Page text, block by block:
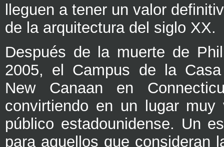
lleguen a tener un valor
de la arquitectura del siglo XX.
Después de la muerte de
2005, el Campus de la
New Canaan en
convirtiendo en un lugar muy
público estadounidense. Un
para aquellos que consideran